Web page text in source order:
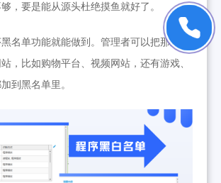
，要是能从源头杜绝摸鱼就好了。
名单功能就能做到。管理者可以把那些容
，比如购物平台、视频网站，还有游戏、
到黑名单里。